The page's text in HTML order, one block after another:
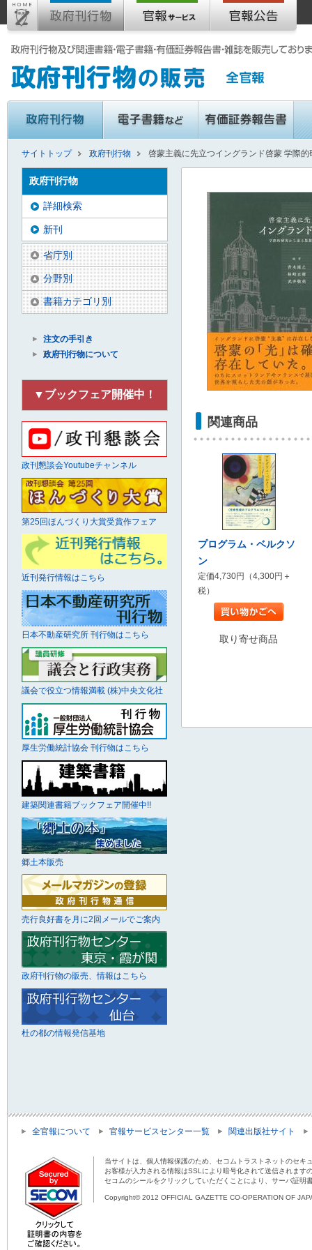
サイトトップ 政府刊行物 啓蒙主義に先立つイングランド啓蒙 学際
関連商品
プログラム・ベルクソ
ン
定価4,730円（4,300円＋
税）
取り寄せ商品
政府刊行物
詳細検索
新刊
省庁別
分野別
書籍カテゴリ別
注文の手引き
政府刊行物について
▼ブックフェア開催中！
政刊懇談会Youtubeチャンネル
第25回ほんづくり大賞受賞作フェア
近刊発行情報はこちら
日本不動産研究所 刊行物はこちら
議会で役立つ情報満載 (株)中央文化社
厚生労働統計協会 刊行物はこちら
建築関連書籍ブックフェア開催中!!
郷土本販売
売行良好書を月に2回メールでご案内
政府刊行物の販売、情報はこちら
杜の都の情報発信基地
全官報について 官報サービスセンター一覧 関連出版社サイト
当サイトは、個人情報保護のため、セコムトラストネットのセキ
お客様が入力される情報はSSLにより暗号化されて送信されま
セコムのシールをクリックしていただくことにより、サーバ証明
Copyright© 2012 OFFICIAL GAZETTE CO-OPERATION OF